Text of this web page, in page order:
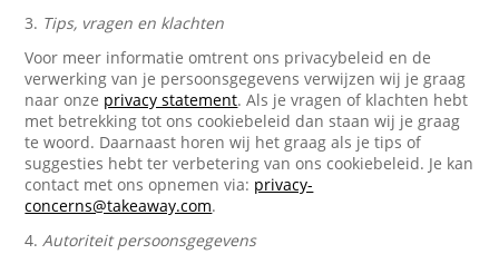
3. Tips, vragen en klachten
Voor meer informatie omtrent ons privacybeleid en de
verwerking van je persoonsgegevens verwijzen wij je graag
naar onze privacy statement. Als je vragen of klachten hebt
met betrekking tot ons cookiebeleid dan staan wij je graag
te woord. Daarnaast horen wij het graag als je tips of
suggesties hebt ter verbetering van ons cookiebeleid. Je kan
contact met ons opnemen via: privacy-
concerns@takeaway.com.
4.Autoriteit persoonsgegevens